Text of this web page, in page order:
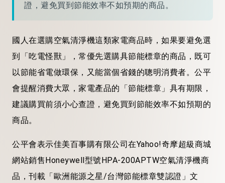
證，避免買到節能效率不如預期的商品。
國人在選購空氣清淨機這類家電商品時，如果要避免選
到「吃電怪獸」，常優先選購具節能標章的商品，既可
以節能省電做環保，又能當個省錢的聰明消費者。公平
會提醒消費大眾，家電產品的「節能標章」具有期限，
建議購買前須小心查證，避免買到節能效率不如預期的
商品。
公平會表示佳美百事購有限公司在Yahoo!奇摩超級商城
網站銷售Honeywell型號HPA-200APTW空氣清淨機商
品，刊載「歐洲能源之星/台灣節能標章雙認證」文